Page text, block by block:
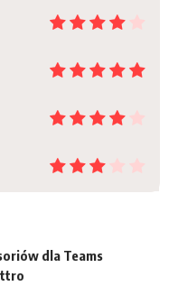
dla Teams